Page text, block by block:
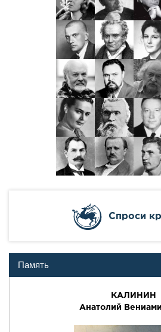
Cпроси
Память
КАЛИНИН
Анатолий